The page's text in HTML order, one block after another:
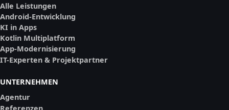
Alle Leistungen
Android-Entwicklung
KI in Apps
Kotlin Multiplatform
App-Modernisierung
IT-Experten & Projektpartner
UNTERNEHMEN
Agentur
Referenzen